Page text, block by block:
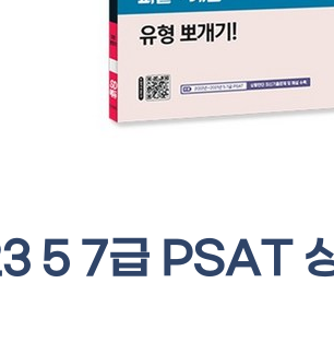
5 7급 PSAT